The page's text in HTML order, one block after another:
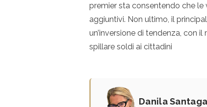
premier sta consentendo che
aggiuntivi. Non ultimo, il
un’inversione di tendenza, con
spillare soldi ai cittadini
Danila